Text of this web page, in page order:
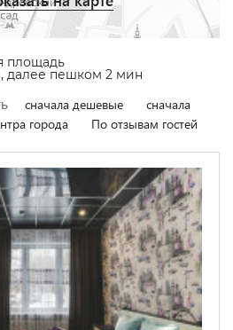
площадь
далее пешком 2 мин
сначала дешевые
сначала
города По отзывам гостей